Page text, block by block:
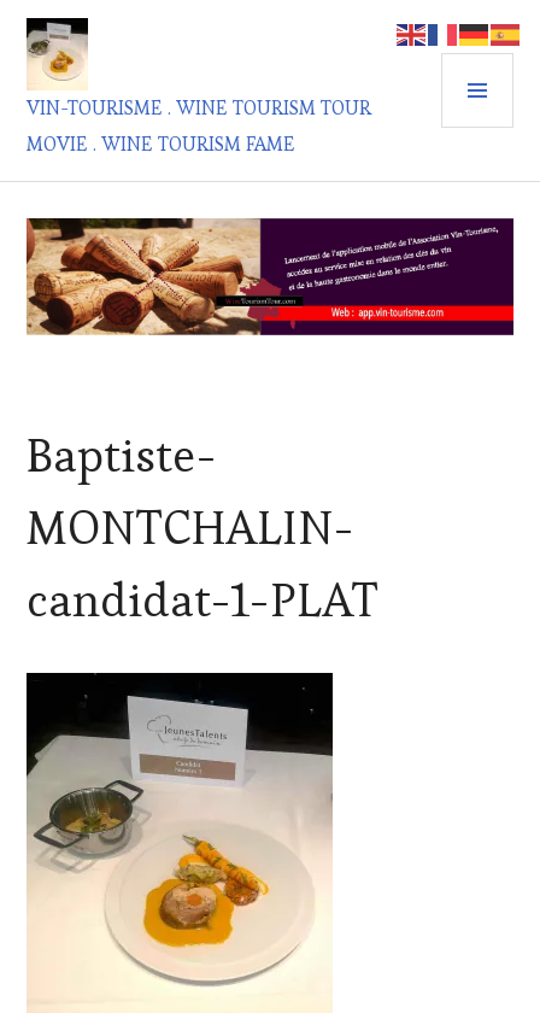
Aller
contenu
principal
VIN-TOURISME . WINE TOURISM TOUR
MOVIE . WINE TOURISM FAME
Baptiste-
MONTCHALIN-
candidat-1-PLAT